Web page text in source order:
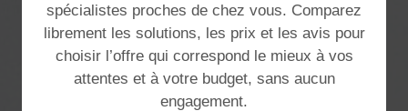
spécialistes proches de chez vous. Comparez
librement les solutions, les prix et les avis pour
choisir l’offre qui correspond le mieux à vos
attentes et à votre budget, sans aucun
engagement.